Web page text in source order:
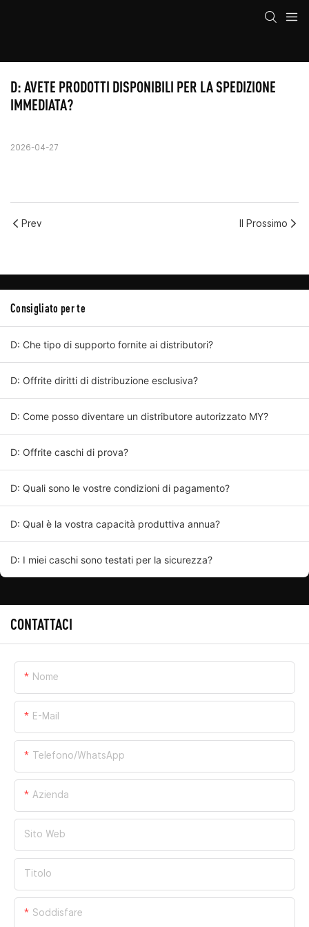
D: AVETE PRODOTTI DISPONIBILI PER LA SPEDIZIONE
IMMEDIATA?
2026-04-27
Prev Il Prossimo
Consigliato per te
D: Che tipo di supporto fornite ai distributori?
D: Offrite diritti di distribuzione esclusiva?
D: Come posso diventare un distributore autorizzato MY?
D: Offrite caschi di prova?
D: Quali sono le vostre condizioni di pagamento?
D: Qual è la vostra capacità produttiva annua?
D: I miei caschi sono testati per la sicurezza?
CONTATTACI
Nome
E-Mail
Telefono/WhatsApp
Azienda
Sito Web
Titolo
Soddisfare